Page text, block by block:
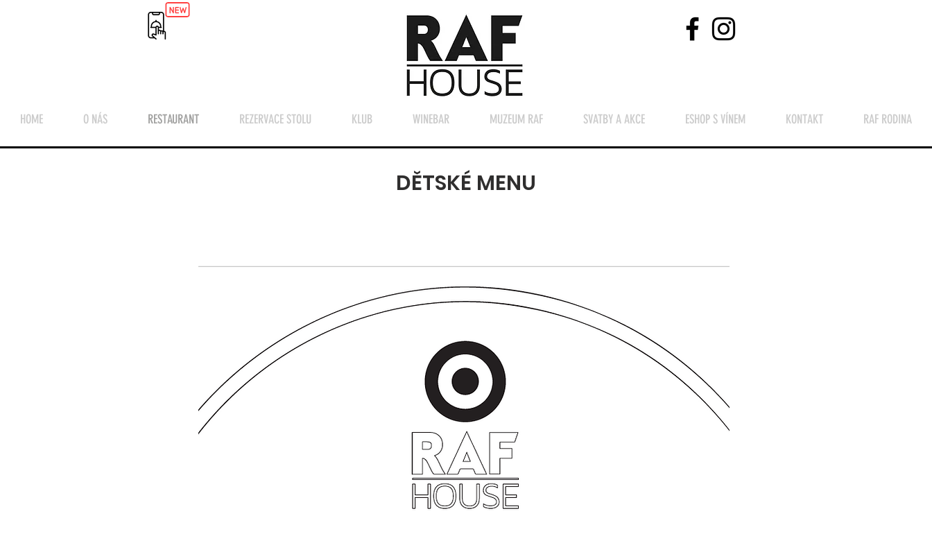
HOME O NÁS RESTAURANT REZERVACE STOLU KLUB WINEBAR MUZEUM RAF SVATBY A AKCE ESHOP S VÍNEM KONTAKT RAF RODINA
DĚTSKÉ MENU